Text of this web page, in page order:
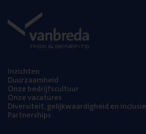
Inzich­ten
Duur­zaam­heid
Onze bedrijfs­cul­tuur
Onze vaca­tu­res
Diver­si­teit, gelijk­waar­dig­heid en inclusie
Part­ner­ships